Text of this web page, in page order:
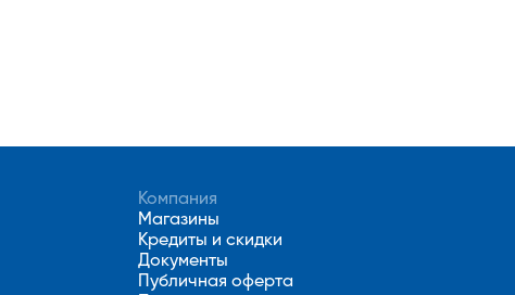
Компания
Магазины
Кредиты и скидки
Документы
Публичная оферта